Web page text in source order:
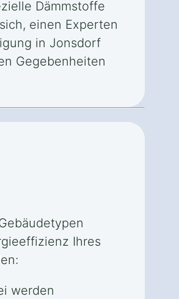
Dämmstoffe
einen Experten
in Jonsdorf
Gegebenheiten
Ihres
werden